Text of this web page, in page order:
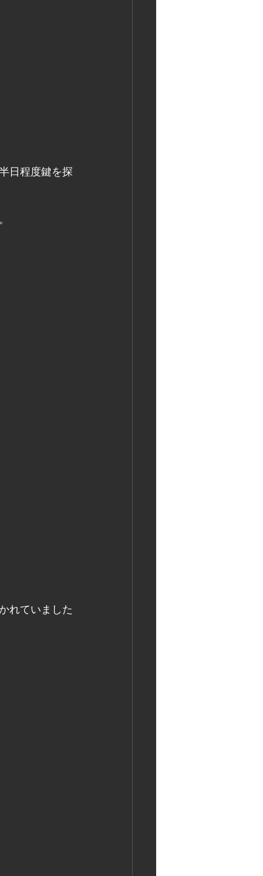
日程度鍵を探
れていました